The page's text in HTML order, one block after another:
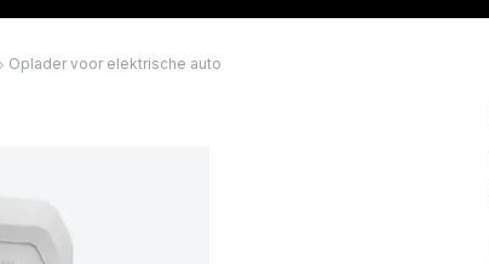
Oplader voor elektrische auto